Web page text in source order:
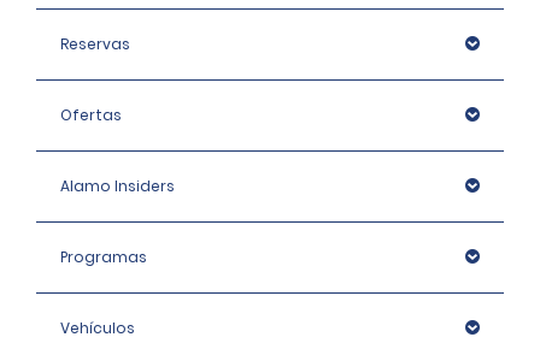
Reservas
Ofertas
Alamo Insiders
Programas
Vehículos